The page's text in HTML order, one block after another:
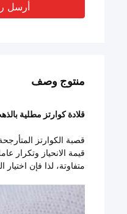
أرسل
منتوج وصف
قلادة كوارتز مطلية
قصبة الكوارتز
قيمة الانحياز وتكرار
متفاوتة، لذا فإن